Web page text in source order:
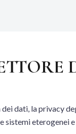
dati, la